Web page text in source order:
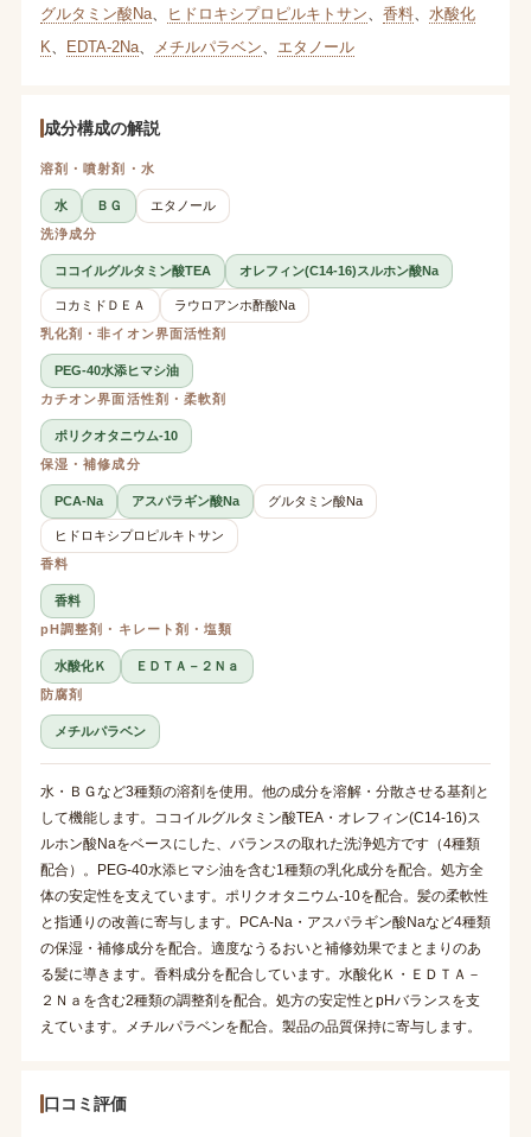
グルタミン酸Na、 ヒドロキシプロピルキトサン 香料、 水酸化
K
EDTA-2Na、 メチルパラベン エタノール
成分構成の解説
溶剤・噴射剤・水
水 ＢＧ
エタノール
洗浄成分
ココイルグルタミン酸TEA オレフィン(C14-16)スルホン酸Na
コカミドＤＥＡ
ラウロアンホ酢酸Na
乳化剤・非イオン界面活性剤
PEG-40水添ヒマシ油
カチオン界面活性剤・柔軟剤
ポリクオタニウム-10
保湿・補修成分
PCA-Na アスパラギン酸Na グルタミン酸Na
ヒドロキシプロピルキトサン
香料
香料
pH調整剤・キレート剤・塩類
水酸化Ｋ
ＥＤＴＡ－２Ｎａ
防腐剤
メチルパラベン
水・ＢＧなど3種類の溶剤を使用。他の成分を溶解・分散させる基剤と
して機能します。ココイルグルタミン酸TEA・オレフィン(C14-16)ス
ルホン酸Naをベースにした、バランスの取れた洗浄処方です（4種類
配合）。PEG-40水添ヒマシ油を含む1種類の乳化成分を配合。処方全
体の安定性を支えています。ポリクオタニウム-10を配合。髪の柔軟性
と指通りの改善に寄与します。PCA-Na・アスパラギン酸Naなど4種類
の保湿・補修成分を配合。適度なうるおいと補修効果でまとまりのあ
る髪に導きます。香料成分を配合しています。水酸化Ｋ・ＥＤＴＡ－
２Ｎａを含む2種類の調整剤を配合。処方の安定性とpHバランスを支
えています。メチルパラベンを配合。製品の品質保持に寄与します。
口コミ評価